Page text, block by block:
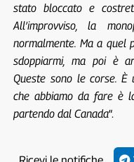
stato bloccato e
All’improvviso, la
normalmente. Ma a quel
sdoppiarmi, ma poi è
Queste sono le corse. È
che abbiamo da fare è
partendo dal Canada“.